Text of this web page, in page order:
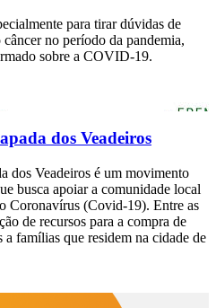
para tirar dúvidas de
no período da pandemia,
sobre a COVID-19.
dos Veadeiros
dos Veadeiros é um movimento
busca apoiar a comunidade local
Coronavírus (Covid-19). Entre as
de recursos para a compra de
a famílias que residem na cidade de